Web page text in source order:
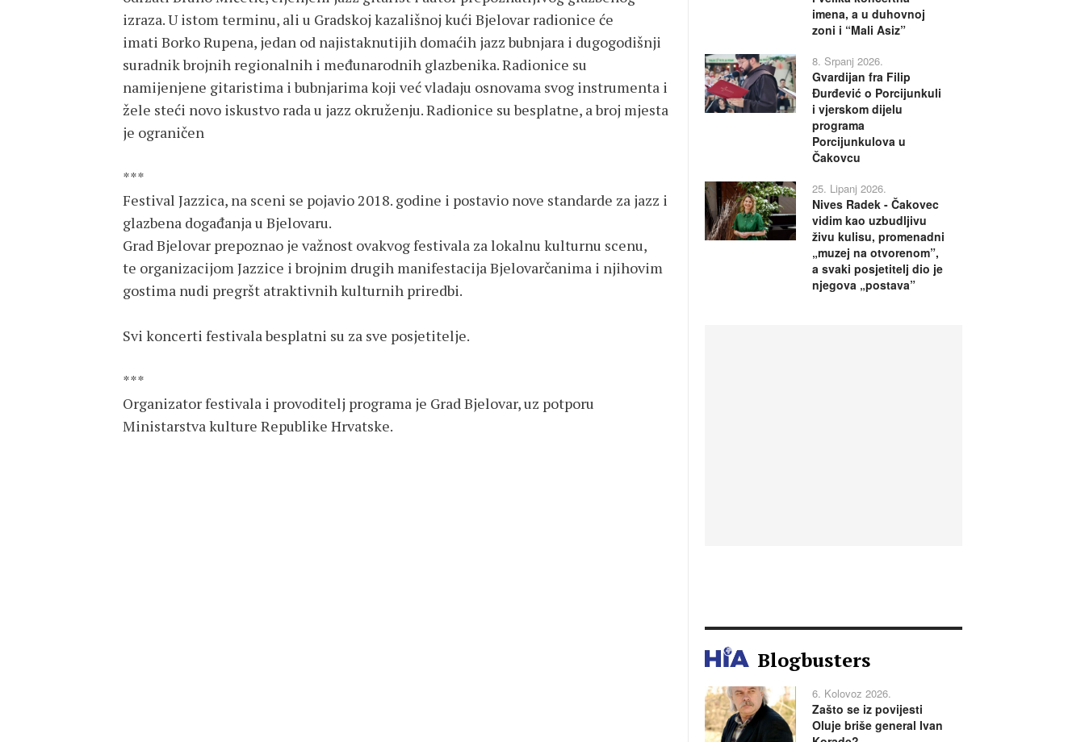
izraza. U istom terminu, ali u Gradskoj kazališnoj kući Bjelovar radionice će
imati Borko Rupena, jedan od najistaknutijih domaćih jazz bubnjara i dugogodišnji
suradnik brojnih regionalnih i međunarodnih glazbenika. Radionice su
namijenjene gitaristima i bubnjarima koji već vladaju osnovama svog instrumenta i
žele steći novo iskustvo rada u jazz okruženju. Radionice su besplatne, a broj mjesta
je ograničen
***
Festival Jazzica, na sceni se pojavio 2018. godine i postavio nove standarde za jazz i
glazbena događanja u Bjelovaru.
Grad Bjelovar prepoznao je važnost ovakvog festivala za lokalnu kulturnu scenu,
te organizacijom Jazzice i brojnim drugih manifestacija Bjelovarčanima i njihovim
gostima nudi pregršt atraktivnih kulturnih priredbi.
Svi koncerti festivala besplatni su za sve posjetitelje.
***
Organizator festivala i provoditelj programa je Grad Bjelovar, uz potporu
Ministarstva kulture Republike Hrvatske.
imena, a u duhovnoj
zoni i “Mali Asiz”
8. Srpanj 2026.
Gvardijan fra Filip
Đurđević o Porcijunkuli
i vjerskom dijelu
programa
Porcijunkulova u
Čakovcu
25. Lipanj 2026.
Nives Radek - Čakovec
vidim kao uzbudljivu
živu kulisu, promenadni
„muzej na otvorenom”,
a svaki posjetitelj dio je
njegova „postava”
Blogbusters
6. Kolovoz 2026.
Zašto se iz povijesti
Oluje briše general Ivan